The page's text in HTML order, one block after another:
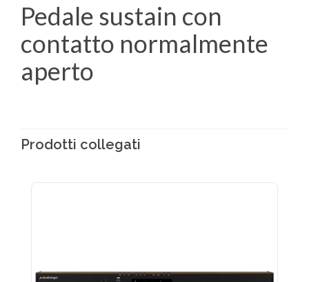
Pedale sustain con
contatto normalmente
aperto
Prodotti collegati